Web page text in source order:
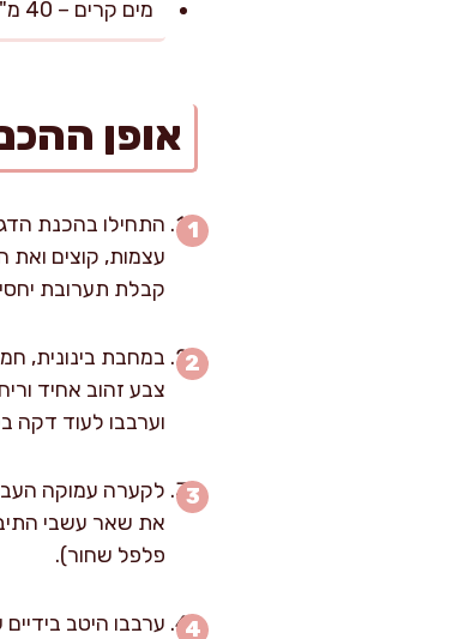
מים קרים – 40 מ"ל (להרטבת התערובת במידת הצורך)
אופן
עצמות, קוצים ואת
קבלת תערובת
צבע זהוב אחיד
וערבבו לעוד דקה
לקערה עמוקה
את שאר עשבי
פלפל שחור).
ערבבו היטב